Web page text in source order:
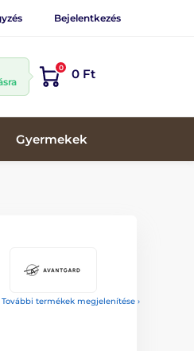
Bejelentkezés
0 0 Ft
Gyermekek
További termékek megjelenítése ›